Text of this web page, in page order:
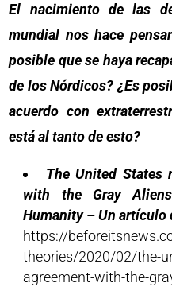
El nacimiento de las
mundial nos hace
posible que se haya
de los Nórdicos? ¿Es
acuerdo con
está al tanto de esto?
The United States
with the Gray
Humanity – Un artículo
https://
theories/2020/02/the-
agreement-with-the-